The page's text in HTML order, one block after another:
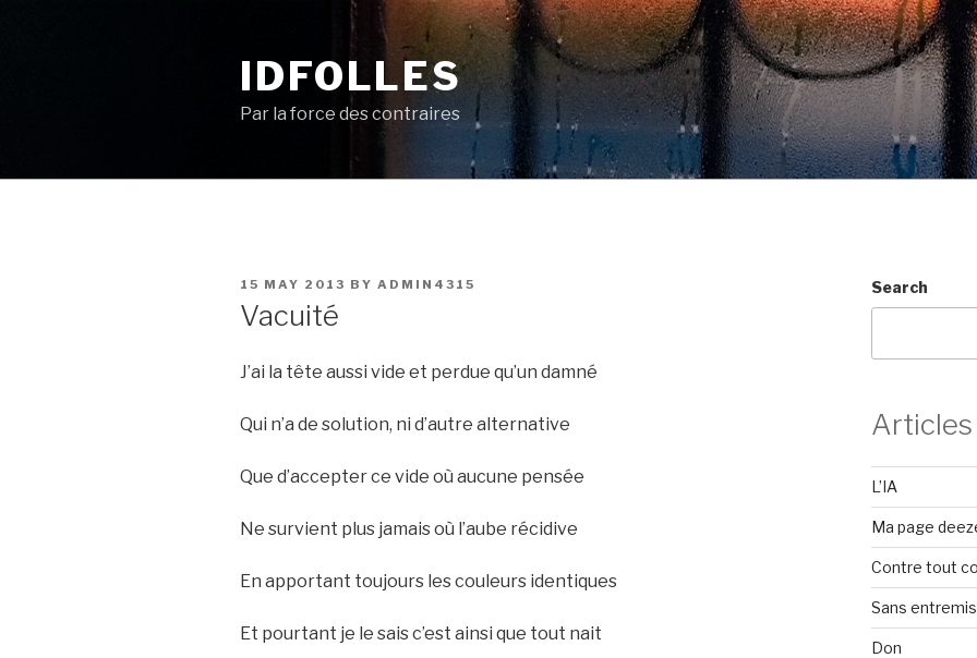
IDFOLLES
Par la force des contraires
POSTED
15 MAY 2013 BY ADMIN4315
Vacuité
J’ai la tête aussi vide et perdue qu’un damné
Qui n’a de solution, ni d’autre alternative
Que d’accepter ce vide où aucune pensée
Ne survient plus jamais où l’aube récidive
En apportant toujours les couleurs identiques
Et pourtant je le sais c’est ainsi que tout nait
Search
L’IA
Ma page
Contre tout
Sans
Don